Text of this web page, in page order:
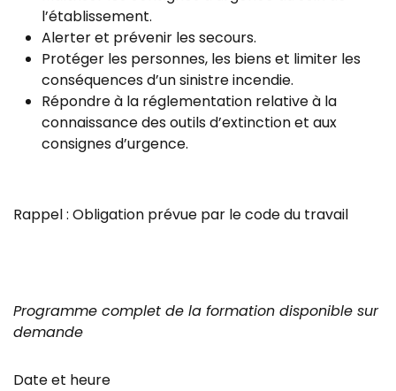
l’établissement.
Alerter et prévenir les secours.
Protéger les personnes, les biens et limiter les
conséquences d’un sinistre incendie.
Répondre à la réglementation relative à la
connaissance des outils d’extinction et aux
consignes d’urgence.
Rappel : Obligation prévue par le code du travail
Programme complet de la formation disponible sur
demande
Date et heure